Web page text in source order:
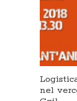
nel